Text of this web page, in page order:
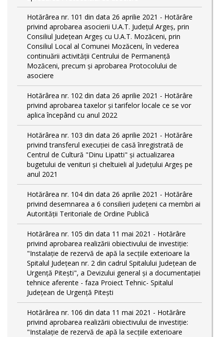
Hotărârea nr. 101 din data 26 aprilie 2021 - Hotărâre
privind aprobarea asocierii U.A.T. Județul Argeș, prin
Consiliul Județean Argeș cu U.A.T. Mozăceni, prin
Consiliul Local al Comunei Mozăceni, în vederea
continuării activității Centrului de Permanență
Mozăceni, precum și aprobarea Protocolului de
asociere
Hotărârea nr. 102 din data 26 aprilie 2021 - Hotărâre
privind aprobarea taxelor și tarifelor locale ce se vor
aplica începând cu anul 2022
Hotărârea nr. 103 din data 26 aprilie 2021 - Hotărâre
privind transferul execuției de casă înregistrată de
Centrul de Cultură "Dinu Lipatti" și actualizarea
bugetului de venituri și cheltuieli al Județului Argeș pe
anul 2021
Hotărârea nr. 104 din data 26 aprilie 2021 - Hotărâre
privind desemnarea a 6 consilieri județeni ca membri ai
Autorității Teritoriale de Ordine Publică
Hotărârea nr. 105 din data 11 mai 2021 - Hotărâre
privind aprobarea realizării obiectivului de investiție:
"Instalație de rezervă de apă la secțiile exterioare la
Spitalul Județean nr. 2 din cadrul Spitalului Județean de
Urgență Pitești", a Devizului general și a documentației
tehnice aferente - faza Proiect Tehnic- Spitalul
Județean de Urgență Pitești
Hotărârea nr. 106 din data 11 mai 2021 - Hotărâre
privind aprobarea realizării obiectivului de investiție:
"Instalație de rezervă de apă la secțiile exterioare